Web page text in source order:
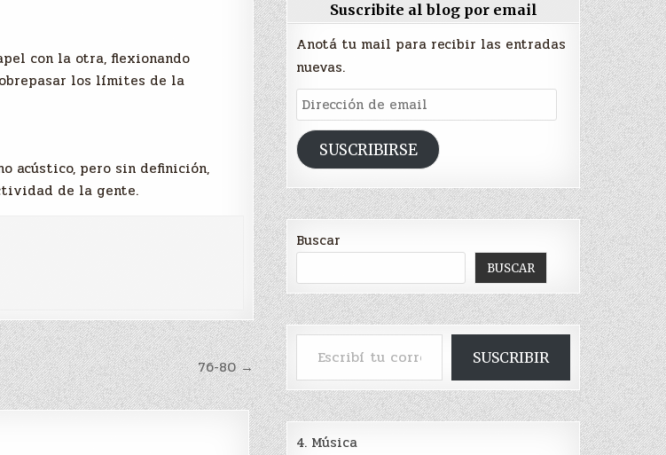
con la otra, flexionando
los límites de la
acústico, pero sin definición,
de la gente.
76-80 →
Suscribite al blog por email
Anotá tu mail para recibir las entradas
nuevas.
Dirección
de
emailSUSCRIBIRSE
Buscar
BUSCAR
Escribí tu correo electrónico…
SUSCRIBIR
4. Música